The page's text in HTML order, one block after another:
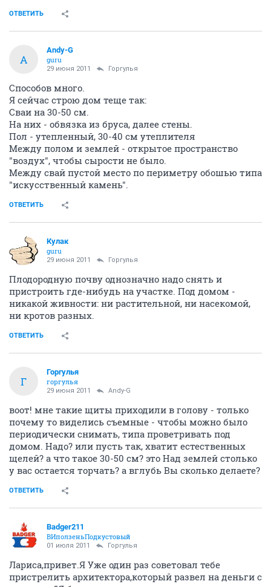
ОТВЕТИТЬ
A
Andy-G
guru
29 июня 2011 Горгулья
Способов много.
Я сейчас строю дом теще так:
Сваи на 30-50 см.
На них - обвязка из бруса, далее стены.
Пол - утепленный, 30-40 см утеплителя
Между полом и землей - открытое пространство
"воздух", чтобы сырости не было.
Между свай пустой место по периметру обошью типа
"искусственный камень".
ОТВЕТИТЬ
Кулак
guru
29 июня 2011 Горгулья
Плодородную почву однозначно надо снять и
пристроить где-нибудь на участке. Под домом -
никакой живности: ни растительной, ни насекомой,
ни кротов разных.
ОТВЕТИТЬ
Г
Горгулья
горгулья
29 июня 2011 Andy-G
воот! мне такие щиты приходили в голову - только
почему то виделись съемные - чтобы можно было
периодически снимать, типа проветривать под
домом. Надо? или пусть так, хватит естественных
щелей? а что такое 30-50 см? это Над землей столько
у вас остается торчать? а вглубь Вы сколько делаете?
ОТВЕТИТЬ
Badger211
ВИползеньПодкустовый
01 июля 2011 Горгулья
Лариса,привет.Я Уже один раз советовал тебе
пристрелить архитектора,который развел на деньги с